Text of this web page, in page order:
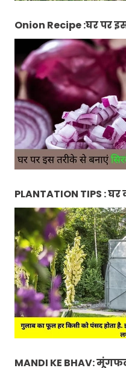
Onion Recipe :घर पर
PLANTATION TIPS :
MANDI KE BHAV: